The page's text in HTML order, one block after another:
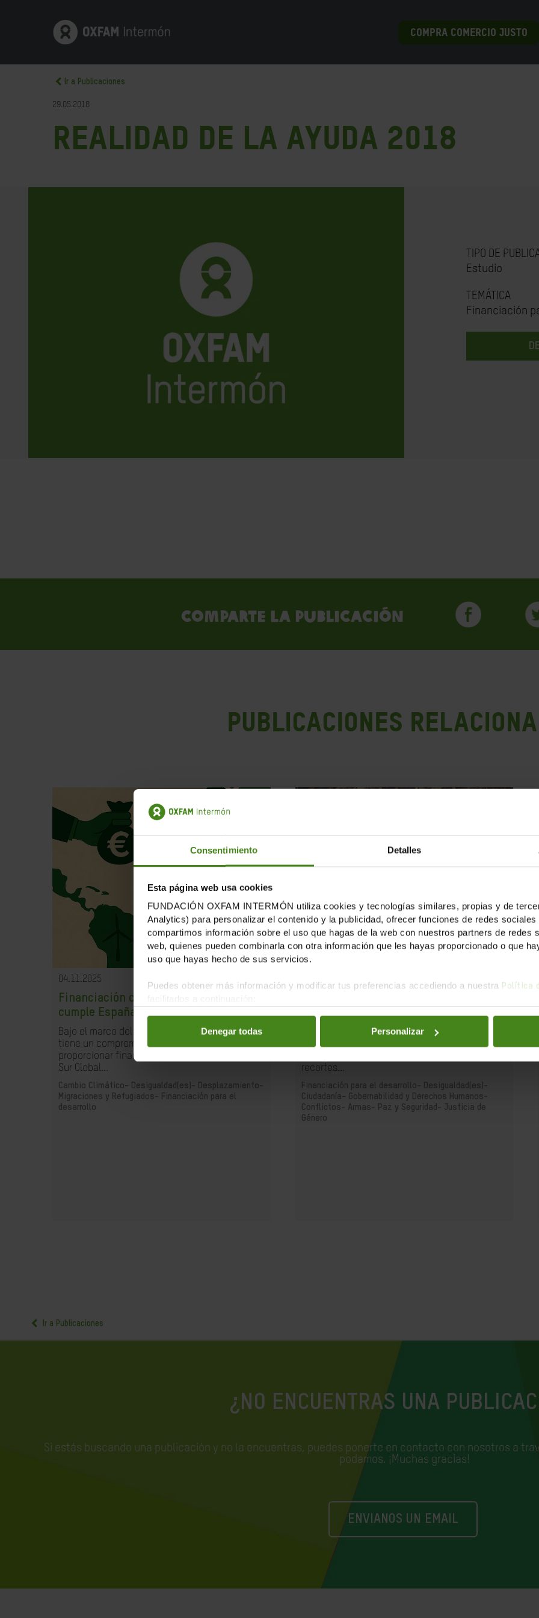
Consentimiento Detalles
Esta página web usa cookies
FUNDACIÓN OXFAM INTERMÓN utiliza cookies y tecnologías similares, propias y de
Analytics) para personalizar el contenido y la publicidad, ofrecer funciones de redes
compartimos información sobre el uso que hagas de la web con nuestros partners de redes
web, quienes pueden combinarla con otra información que les hayas proporcionado o que
uso que hayas hecho de sus servicios.
Puedes obtener más información y modificar tus preferencias accediendo a nuestra Política
Denegar todas Personalizar
COMPRA COMERCIO JUSTO
Ir a Publicaciones
29.05.2018
Realidad de la Ayuda 2018
TIPO DE
Estudio
TEMÁTICA
Financiación
Comparte la publicación
PUBLICACIONES
04.11.2025
Financiación climática justa ¿Cómo
cumple España con sus compromisos?
Bajo el marco del Acuerdo de París, España
tiene un compromiso ineludible para
proporcionar financiación hacia los países del
Sur Global...
Cambio Climático- Desigualdad(es)- Desplazamiento-
Migraciones y Refugiados- Financiación para el
desarrollo
para la justicia global 2025
El informe se compromete con la agenda de
descolonización de la cooperación en un
recortes...
Financiación para el desarrollo- Desigualdad(es)-
Ciudadanía- Gobernabilidad y Derechos Humanos-
Conflictos- Armas- Paz y Seguridad- Justicia de
Género
Ir a Publicaciones
¿NO ENCUENTRAS UNA
Si estás buscando una publicación y no la encuentras, puedes ponerte en contacto con nosotros a
podamos. ¡Muchas gracias!
ENVIANOS UN EMAIL